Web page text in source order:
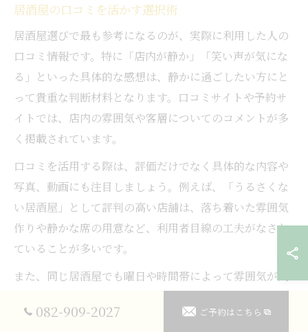
居酒屋の口コミを活かす選択術
居酒屋選びで最も参考になるのが、実際に利用した人の
口コミ情報です。特に「店内が静か」「笑い声が気にな
る」といった具体的な感想は、静かに過ごしたい方にと
って貴重な判断材料となります。口コミサイトや予約サ
イトでは、店内の雰囲気や客層についてのコメントが多
く掲載されています。
口コミを活用する際は、評価だけでなく具体的な内容や
写真、動画にも注目しましょう。例えば、「うるさくな
い居酒屋」として評判の高い店舗は、落ち着いた雰囲気
作りや静かな席の用意など、利用者目線の工夫がなされ
ていることが多いです。
また、同じ居酒屋でも曜日や時間帯によって雰囲気が大
れた人の体験談を参考にすることで、自分に最適な居酒
082-909-2027 ご予約はこちら